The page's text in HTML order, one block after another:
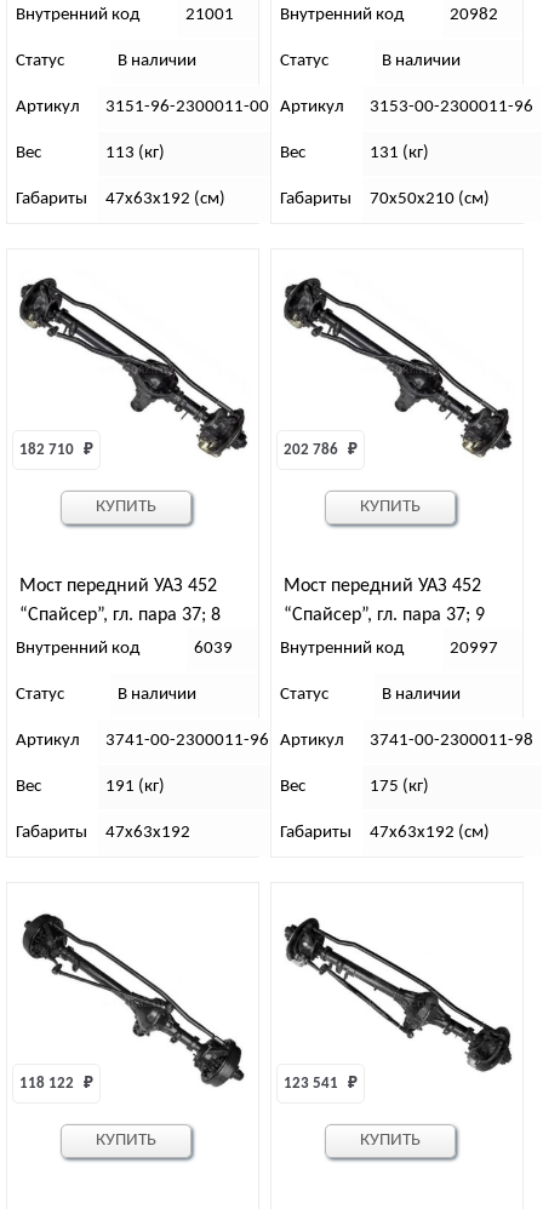
Внутренний код 21001
Статус В наличии
Артикул 3151-96-2300011-00(95)
Вес 113 (кг)
Габариты 47х63х192 (см)
подвеску
Внутренний код 20982
Статус В наличии
Артикул 3153-00-2300011-96
Вес 131 (кг)
Габариты 70х50х210 (см)
Мост передний УАЗ 452
“Спайсер”, гл. пара 37; 8
зуб., колея 1445 “58”
182 710 ₽
Внутренний код 6039
Статус В наличии
Артикул 3741-00-2300011-96
Вес 191 (кг)
Габариты 47х63х192
КУПИТЬ
Мост передний УАЗ 452
“Спайсер”, гл. пара 37; 9
зуб., колея 1445 “59”
202 786 ₽
Внутренний код 20997
Статус В наличии
Артикул 3741-00-2300011-98
Вес 175 (кг)
Габариты 47х63х192 (см)
КУПИТЬ
118 122 ₽
КУПИТЬ
123 541 ₽
КУПИТЬ